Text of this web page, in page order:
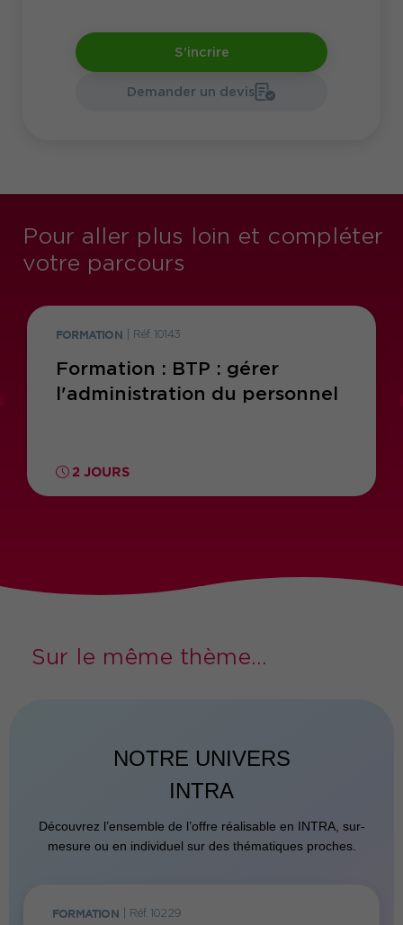
S'incrire
Demander un devis
Pour aller plus loin et compléter
votre parcours
FORMATION Réf. 10143
Formation : BTP : gérer
l'administration du personnel
2 JOURS
Sur le même thème...
NOTRE UNIVERS
INTRA
Découvrez l’ensemble de l’offre réalisable en INTRA, sur-
mesure ou en individuel sur des thématiques proches.
FORMATION Réf. 10229